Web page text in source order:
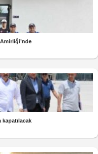
kapatılacak